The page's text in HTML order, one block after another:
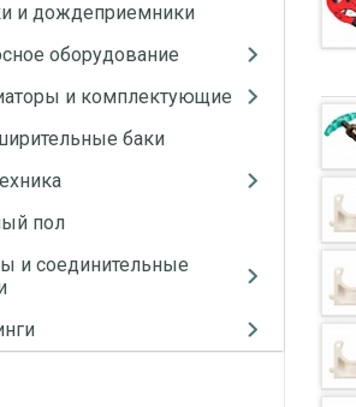
и дождеприемники
оборудование
и комплектующие
баки
пол
и соединительные